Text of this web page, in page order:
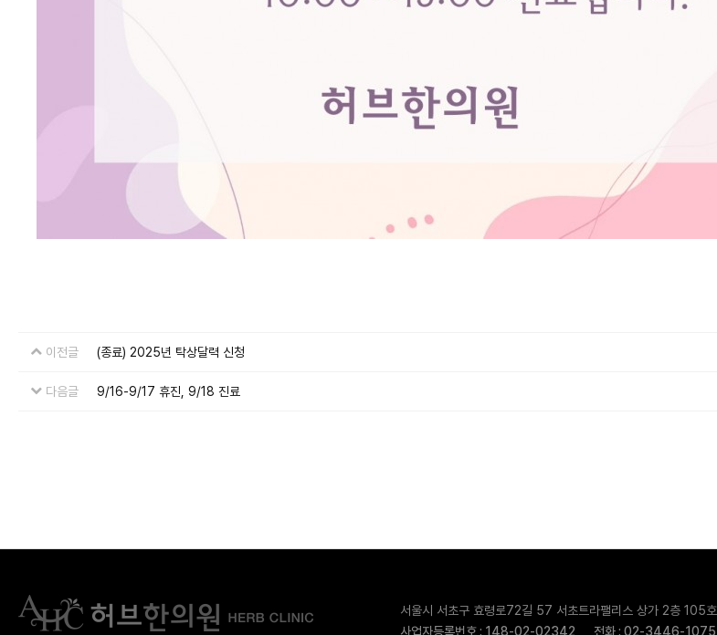
이전글 (종료) 2025년 탁상달력 신청
다음글 9/16-9/17 휴진, 9/18 진료
서울시 서초구 효령로72길 57 서초트라팰리스 상가 2층 105호
사업자등록번호 : 148-02-02342
전화 : 02-3446-1075